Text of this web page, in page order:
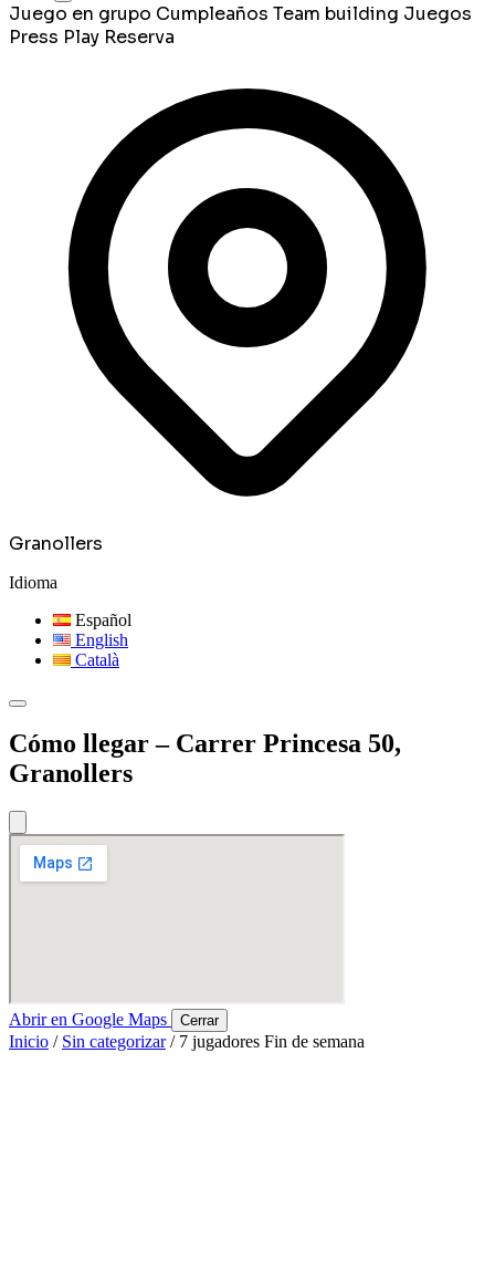
Juego en grupo Cumpleaños Team building Juegos
Press Play Reserva
Granollers
Idioma
Español
English
Català
Cómo llegar – Carrer Princesa 50,
Granollers
Abrir en Google Maps Cerrar
Inicio / Sin categorizar/ 7 jugadores Fin de semana